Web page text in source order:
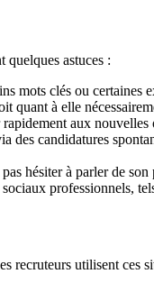
quelques astuces :
mots clés ou
quant à elle
aux
des candidatures
hésiter à parler de
professionnels,
recruteurs utilisent